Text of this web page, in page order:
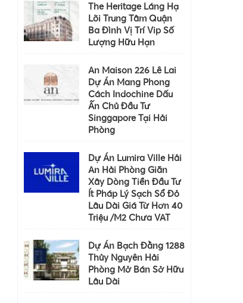
The Heritage Láng Hạ
Lõi Trung Tâm Quận
Ba Đình Vị Trí Vip Số
Lượng Hữu Hạn
An Maison 226 Lê Lai
Dự Án Mang Phong
Cách Indochine Dấu
Ấn Chủ Đầu Tư
Singgapore Tại Hải
Phòng
Dự Án Lumira Ville Hải
An Hải Phòng Giãn
Xây Dòng Tiền Đầu Tư
Ít Pháp Lý Sạch Sổ Đỏ
Lâu Dài Giá Từ Hơn 40
Triệu /m2 Chưa VAT
Dự Án Bạch Đằng 1288
Thủy Nguyên Hải
Phòng Mở Bán Sở Hữu
Lâu Dài